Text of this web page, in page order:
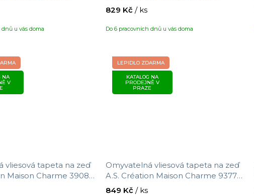
proužků, velikost
u vás doma
390764 s motivem proužků, velikost
10,05 x 0,53 m
Do 6 pracovních dnů u vás doma
829 Kč / ks
NA
V
vliesová tapeta na zeď
Maison Charme 390851
, velikost 10,05 x 0,53
LEPIDLO ZDARMA
KATALOG NA
PRODEJNĚ V
PRAZE
Omyvatelná vliesová tapeta na zeď
A.S. Création Maison Charme 937701
s motivem květin, velikost 10,05 x
849 Kč / ks